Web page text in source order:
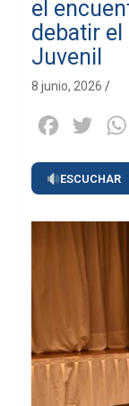
el
debatir el
Juvenil
8 junio, 2026
Facebook
ESCUCHAR